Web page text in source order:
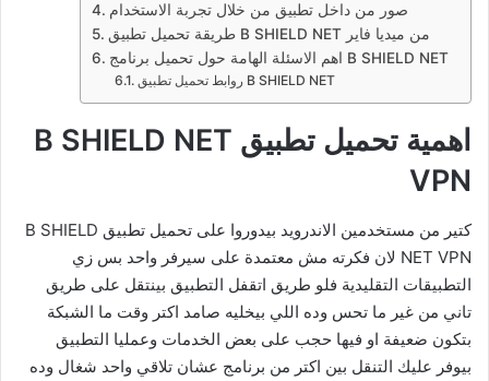
صور من داخل تطبيق من خلال تجربة الاستخدام
طريقة تحميل تطبيق B SHIELD NET من ميديا فاير
اهم الاسئلة الهامة حول تحميل برنامج B SHIELD NET
روابط تحميل تطبيق B SHIELD NET
اهمية تحميل تطبيق B SHIELD NET
VPN
كتير من مستخدمين الاندرويد بيدوروا على تحميل تطبيق B SHIELD
NET VPN لان فكرته مش معتمدة على سيرفر واحد بس زي
التطبيقات التقليدية فلو طريق اتقفل التطبيق بينتقل على طريق
تاني من غير ما تحس وده اللي بيخليه صامد اكتر وقت ما الشبكة
بتكون ضعيفة او فيها حجب على بعض الخدمات وعمليا التطبيق
بيوفر عليك التنقل بين اكتر من برنامج عشان تلاقي واحد شغال وده